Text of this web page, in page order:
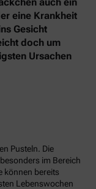
eine Krankheit
Gesicht
doch um
Ursachen
Pusteln. Die
im Bereich
können bereits
Lebenswochen